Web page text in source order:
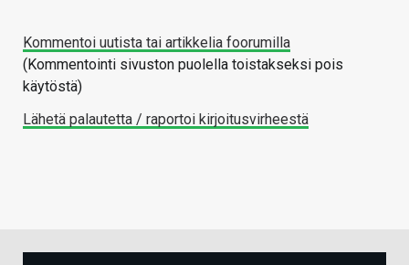
Kommentoi uutista tai artikkelia foorumilla
(Kommentointi sivuston puolella toistakseksi pois
käytöstä)
Lähetä palautetta / raportoi kirjoitusvirheestä